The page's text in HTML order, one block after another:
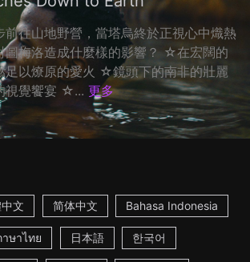
前往山地野營，當塔烏終於正視心中熾熱
圖梅洛造成什麼樣的影響？ ☆在宏闊的
足以燎原的愛火 ☆鏡頭下的南非的壯麗
視覺饗宴 ☆... 更多
文 简体中文 Bahasa Indonesia
ษาไทย 日本語 한국어